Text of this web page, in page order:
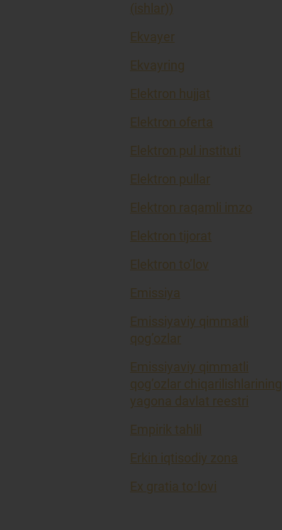
(ishlar))
Ekvayer
Ekvayring
Elektron hujjat
Elektron oferta
Elektron pul instituti
Elektron pullar
Elektron raqamli imzo
Elektron tijorat
Elektron to’lov
Emissiya
Emissiyaviy qimmatli
qog’ozlar
Emissiyaviy qimmatli
qog’ozlar chiqarilishlarining
yagona davlat reestri
Empirik tahlil
Erkin iqtisodiy zona
Ex gratia toʻlovi